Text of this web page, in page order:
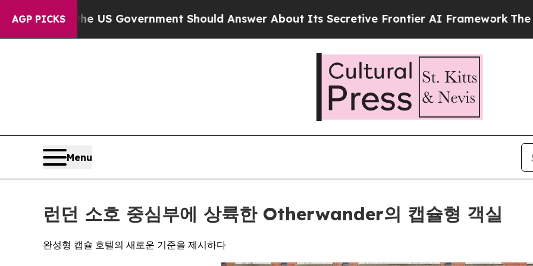
AGP PICKS
Government Should Answer About Its Secretive Frontier AI FrameworkThe Cyclospora
Menu
런던 소호 중심부에 상륙한 Otherwander의 캡슐형 객실
완성형 캡슐 호텔의 새로운 기준을 제시하다